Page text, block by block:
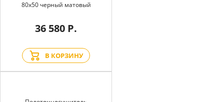
80x50 черный матовый
36 580 Р.
В КОРЗИНУ